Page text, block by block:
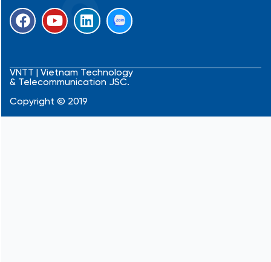
F
a
b
o
o
k
Y
o
u
b
e
L
i
e
d
i
n
VNTT | Vietnam Technology
& Telecommunication JSC.
Copyright © 2019